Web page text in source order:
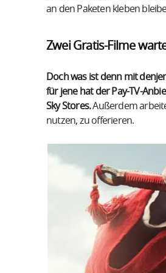
an den Paketen kleben
Zwei Gratis-Filme
Doch was ist denn mit
für jene hat der Pay-TV-
Sky Stores.Außerdem
nutzen, zu offerieren.